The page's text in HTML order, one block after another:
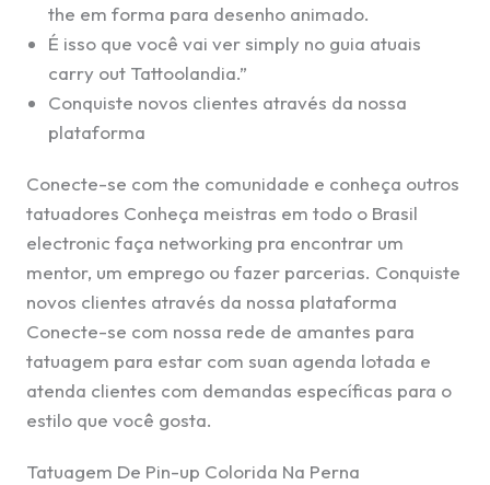
the em forma para desenho animado.
É isso que você vai ver simply no guia atuais
carry out Tattoolandia.”
Conquiste novos clientes através da nossa
plataforma
Conecte-se com the comunidade e conheça outros
tatuadores Conheça meistras em todo o Brasil
electronic faça networking pra encontrar um
mentor, um emprego ou fazer parcerias. Conquiste
novos clientes através da nossa plataforma
Conecte-se com nossa rede de amantes para
tatuagem para estar com suan agenda lotada e
atenda clientes com demandas específicas para o
estilo que você gosta.
Tatuagem De Pin-up Colorida Na Perna